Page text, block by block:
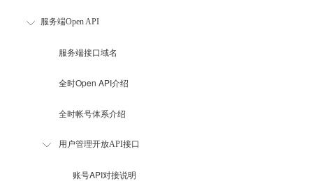
服务端Open API
服务端接口域名
全时Open API介绍
全时帐号体系介绍
用户管理开放API接口
账号API对接说明